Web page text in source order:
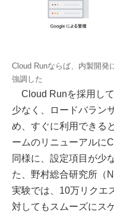
Cloud Runならば、内製開発
強調した
Cloud Runを採用し
少なく、ロードバラン
め、すぐに利用できる
ームのリニューアルに
同様に、設定項目が少
た、野村総合研究所（
実験では、10万リクエ
対してもスムーズにス